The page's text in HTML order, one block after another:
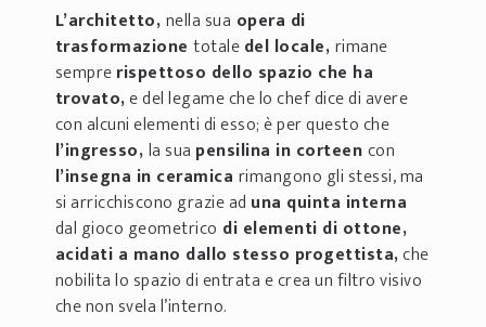
L’architetto,nella sua opera di
trasformazionetotaledel locale,rimane
semprerispettoso dello spazio che ha
trovato,e del legame che lo chef dice di avere
con alcuni elementi di esso; è per questo che
l’ingresso,la sua pensilina in corteencon
l’insegna in ceramica rimangono gli stessi, ma
si arricchiscono grazie ad una quinta interna
dal gioco geometrico di elementi di ottone,
acidati a mano dallo stesso progettista,che
nobilita lo spazio di entrata e crea un filtro visivo
che non svela l’interno.